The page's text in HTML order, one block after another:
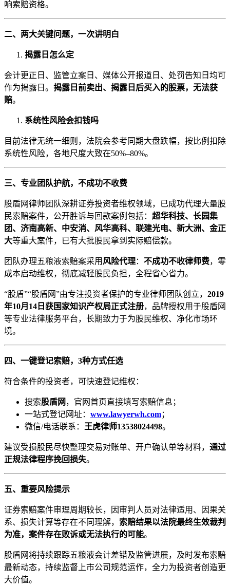
响索赔资格。
二、两大关键问题，一次讲明白
揭露日怎么定
会计更正日、监管立案日、媒体公开报道日、处罚告知日均可
作为揭露日。 揭露日前卖出、揭露日后买入的股票，无法获
赔。
系统性风险会扣钱吗
目前法律无统一细则，法院会参考同期大盘跌幅，按比例扣除
系统性风险，各地尺度大致在50%–80%。
三、专业团队护航，不成功不收费
股盾网律师团队深耕证券投资者维权领域，已成功代理大量股
民索赔案件，公开胜诉与回款案例包括： 超华科技、长园集
团、济南高新、中安消、风华高科、联建光电、新大洲、金正
大等重大案件，已有大批股民拿到实际赔偿款。
团队办理五粮液索赔案采用 风险代理： 不成功不收律师费，零
成本启动维权，彻底减轻股民负担，全程省心省力。
“股盾”“股盾网”由专注投资者保护的专业律师团队创立， 2019
年10月 14 日获国家知识产权局正式注册，品牌授权用于股盾网
等专业法律服务平台，长期致力于为股民维权、净化市场环
境。
四、一键登记索赔， 3种方式任选
符合条件的投资者，可快速登记维权：
搜索股盾网 ，官网首页直接填写索赔信息；
一站式登记网址： www.lawyerwh.com；
微信/电话联系：
王虎律师13538024498。
建议受损股民尽快整理交易对账单、开户确认单等材料， 通过
正规法律程序挽回损失。
五、重要风险提示
证券索赔案件审理周期较长，因审判人员对法律适用、因果关
系、损失计算等存在不同理解， 索赔结果以法院最终生效裁判
为准，案件存在败诉或无法执行的可能。
股盾网将持续跟踪五粮液会计差错及监管进展，及时发布索赔
最新动态，持续监督上市公司规范运作，全力为投资者创造更
大价值。